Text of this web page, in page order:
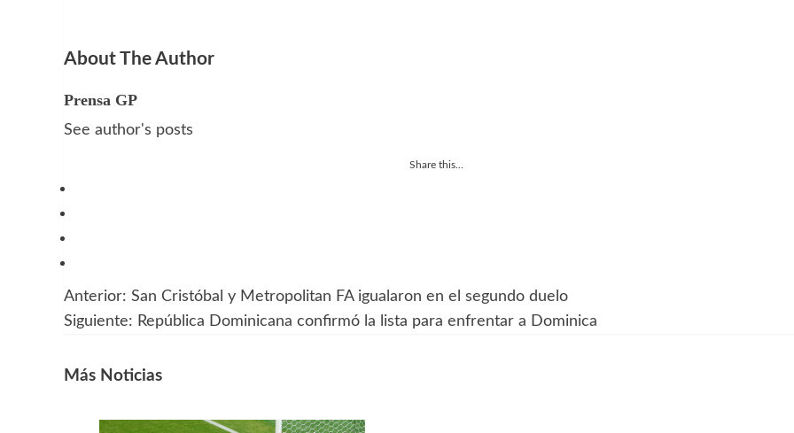
About The Author
Prensa GP
See author's posts
Share this...
Navegación
entradas
Anterior: San Cristóbal y Metropolitan FA igualaron en el segundo duelo
Siguiente: República Dominicana confirmó la lista para enfrentar a Dominica
Más Noticias